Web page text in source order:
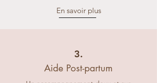
En savoir plus
3.
Aide Post-partum